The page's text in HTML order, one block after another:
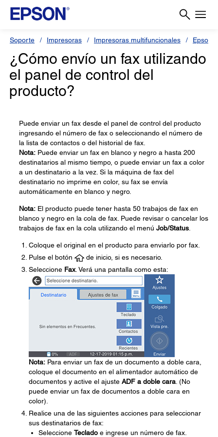
Soporte Impresoras Impresoras multifuncionales Epson
¿Cómo envío un fax utilizando
el panel de control del
producto?
Puede enviar un fax desde el panel de control del producto
ingresando el número de fax o seleccionando el número de
la lista de contactos o del historial de fax.
Nota: Puede enviar un fax en blanco y negro a hasta 200
destinatarios al mismo tiempo, o puede enviar un fax a color
a un destinatario a la vez. Si la máquina de fax del
destinatario no imprime en color, su fax se envía
automáticamente en blanco y negro.
Nota: El producto puede tener hasta 50 trabajos de fax en
blanco y negro en la cola de fax. Puede revisar o cancelar los
trabajos de fax en la cola utilizando el menú Job/Status
Coloque el original en el producto para enviarlo por fax.
Pulse el botón
de inicio, si es necesario.
Seleccione Fax. Verá una pantalla como esta:
Nota: Para enviar un fax de un documento a doble cara,
coloque el documento en el alimentador automático de
documentos y active el ajuste ADF a doble cara . (No
puede enviar un fax de documentos a doble cara en
color).
Realice una de las siguientes acciones para seleccionar
sus destinatarios de fax:
Seleccione Teclado e ingrese un número de fax.